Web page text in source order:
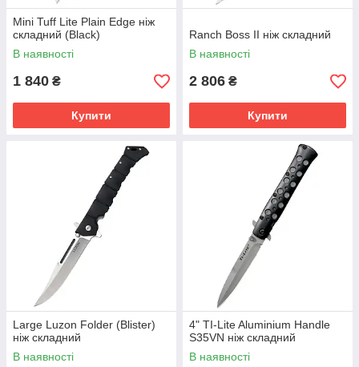
Mini Tuff Lite Plain Edge ніж
складний (Black)
В наявності
1 840 ₴
Купити
Ranch Boss II ніж складний
В наявності
2 806 ₴
Купити
Large Luzon Folder (Blister)
ніж складний
В наявності
4" TI-Lite Aluminium Handle
S35VN ніж складний
В наявності